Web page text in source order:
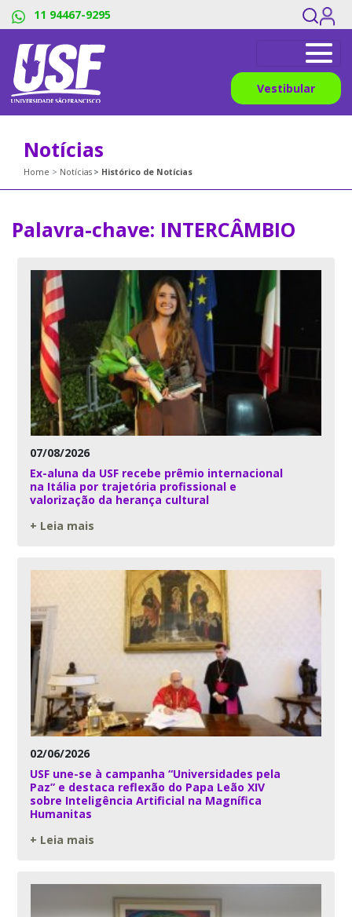
11 94467-9295
Vestibular
Notícias
Home Notícias Histórico de Notícias
Palavra-chave: INTERCÂMBIO
07/08/2026
Ex-aluna da USF recebe prêmio internacional
na Itália por trajetória profissional e
valorização da herança cultural
+ Leia mais
02/06/2026
USF une-se à campanha “Universidades pela
Paz” e destaca reflexão do Papa Leão XIV
sobre Inteligência Artificial na Magnífica
Humanitas
+ Leia mais